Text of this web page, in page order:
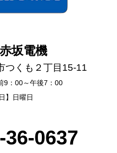
赤坂電機
つくも２丁目15-11
9：00～午後7：00
】日曜日
36-0637